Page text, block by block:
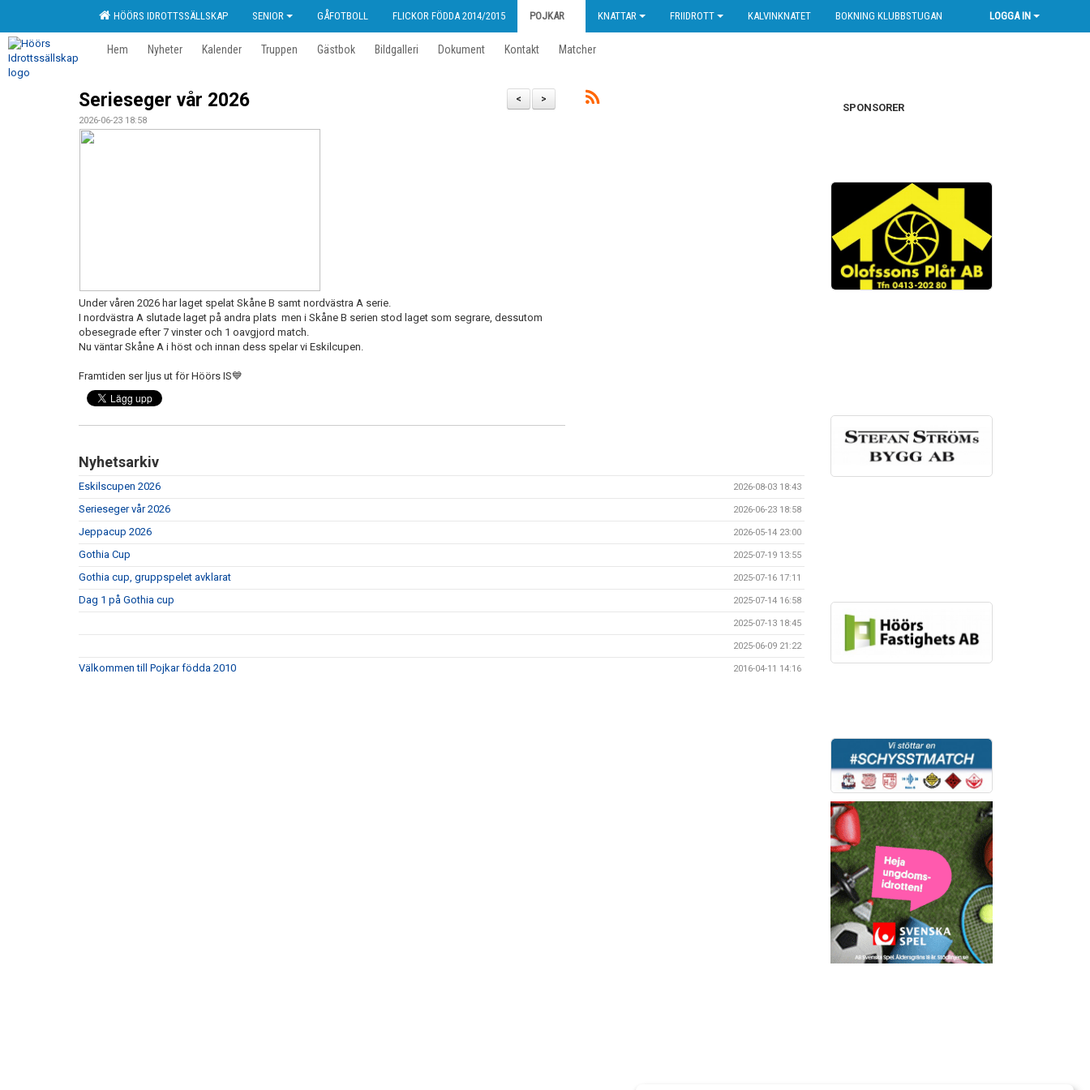
HÖÖRS IDROTTSSÄLLSKAP SENIOR GÅFOTBOLL FLICKOR FÖDDA 2014/2015 POJKAR KNATTAR FRIIDROTT KALVINKNATET BOKNING KLUBBSTUGAN LOGGA IN
Hem Nyheter Kalender Truppen Gästbok Bildgalleri Dokument Kontakt Matcher
>
<
Serieseger vår 2026
2026-06-23 18:58
Under våren 2026 har laget spelat Skåne B samt nordvästra A serie.
I nordvästra A slutade laget på andra plats men i Skåne B serien stod laget som segrare, dessutom
obesegrade efter 7 vinster och 1 oavgjord match.
Nu väntar Skåne A i höst och innan dess spelar vi Eskilcupen.
Framtiden ser ljus ut för Höörs IS💙
Nyhetsarkiv
Eskilscupen 2026 2026-08-03 18:43
Serieseger vår 2026 2026-06-23 18:58
Jeppacup 2026 2026-05-14 23:00
Gothia Cup 2025-07-19 13:55
Gothia cup, gruppspelet avklarat 2025-07-16 17:11
Dag 1 på Gothia cup 2025-07-14 16:58
2025-07-13 18:45
2025-06-09 21:22
Välkommen till Pojkar födda 2010 2016-04-11 14:16
SPONSORER